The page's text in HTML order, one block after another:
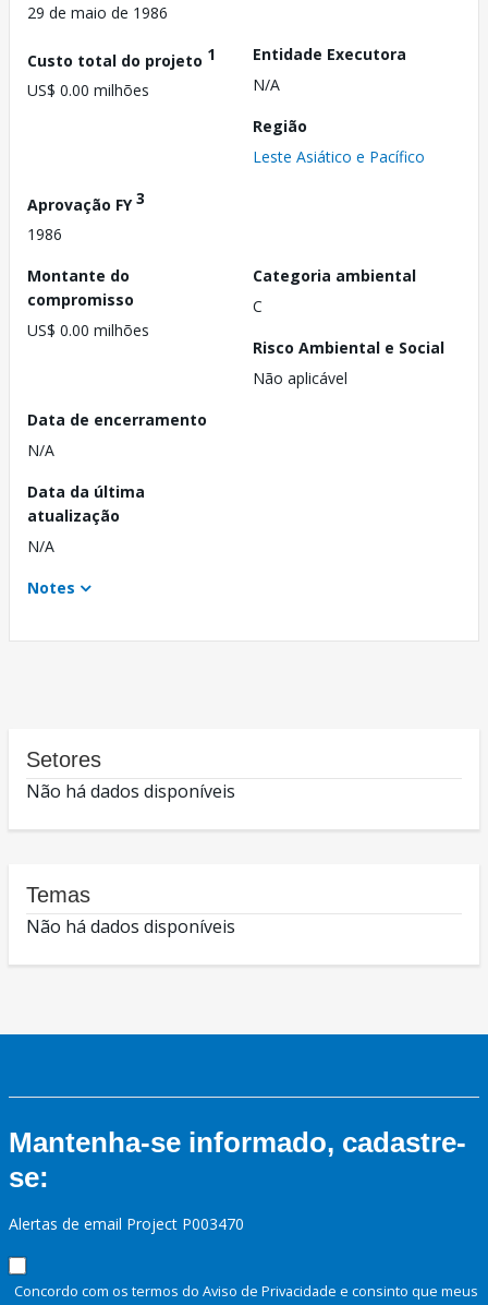
29 de maio de 1986
Custo total do projeto 1
US$ 0.00 milhões
Entidade Executora
N/A
Região
Leste Asiático e Pacífico
Aprovação FY3
1986
Montante do
compromisso
US$ 0.00 milhões
Categoria ambiental
C
Risco Ambiental e Social
Não aplicável
Data de encerramento
N/A
Data da última
atualização
N/A
Notes
Setores
Não há dados disponíveis
Temas
Não há dados disponíveis
Mantenha-se informado, cadastre-
se:
Alertas de email Project P003470
Concordo com os termos do Aviso de Privacidade e consinto que meus